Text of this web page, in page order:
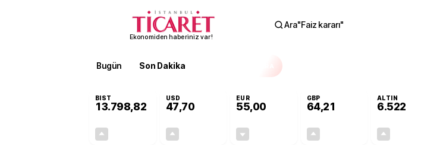
Ekonomiden haberiniz var!
Ara"Faiz kararı"
Bugün Son Dakika
BIST
13.798,82
USD
47,70
EUR
55,00
GBP
64,21
ALTIN
6.522